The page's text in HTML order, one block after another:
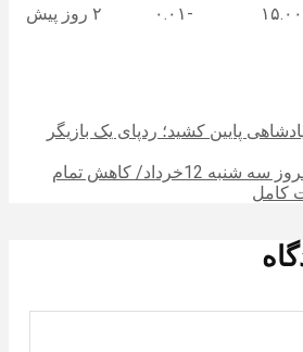
-۰.۰۱ ۲ روز پیش
پایین کشید؛ ردپای یک بازیگر
قیمت طلا، دلار و سکه امروز سه شنبه 12خرداد/ کاهش تمام
کامل